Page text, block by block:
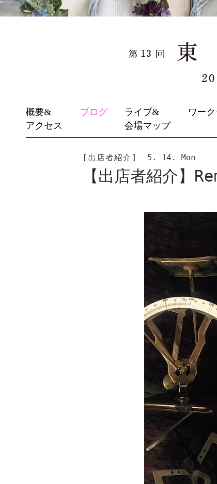
TO
CONTENT
概要&
アクセス
ブログ
ライブ&
会場マップ
ワー
[出店者紹介] 5. 14. Mon
【出店者紹介】